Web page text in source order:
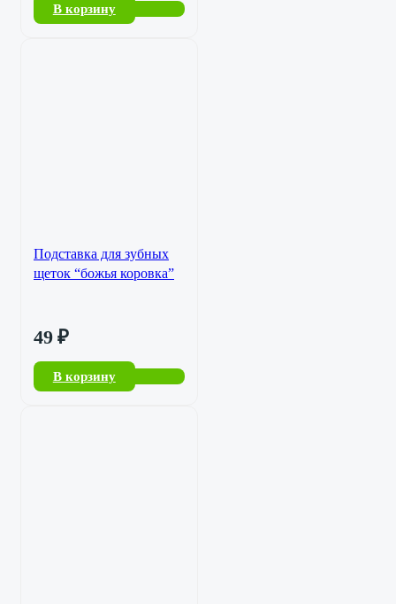
В корзину
Подставка для зубных
щеток “божья коровка”
49 ₽
В корзину